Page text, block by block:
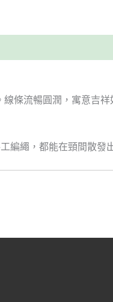
條流暢圓潤，寓意吉
編繩，都能在頸間散發